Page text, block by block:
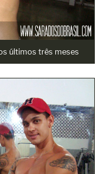
últimos três meses